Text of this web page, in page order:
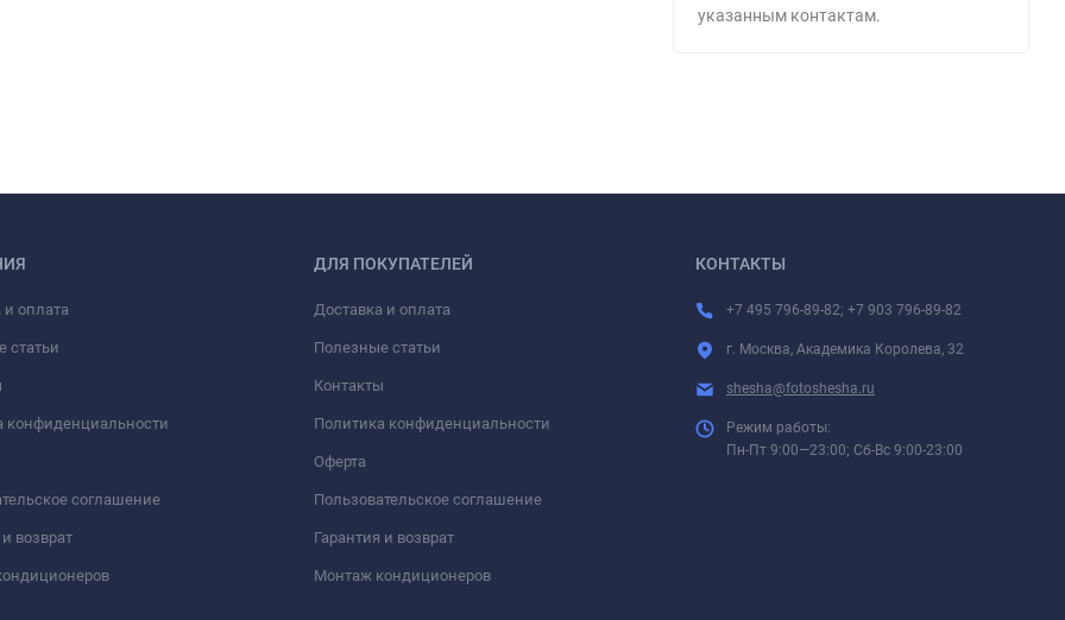
указанным контактам.
и оплата
статьи
конфиденциальности
соглашение
возврат
ДЛЯ ПОКУПАТЕЛЕЙ
Доставка и оплата
Полезные статьи
Контакты
Политика конфиденциальности
Оферта
Пользовательское соглашение
Гарантия и возврат
Монтаж кондиционеров
КОНТАКТЫ
+7 495 796-89-82; +7 903 796-89-82
г. Москва, Академика Королева, 32
shesha@fotoshesha.ru
Режим работы:
Пн-Пт 9:00—23:00; Сб-Вс 9:00-23:00